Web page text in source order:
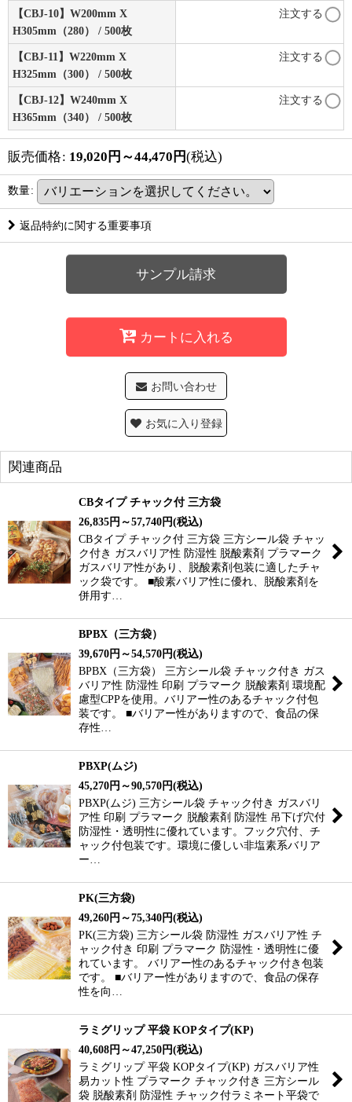
【CBJ-10】W200mm X
H305mm（280） / 500枚
注文する
【CBJ-11】W220mm X
H325mm（300） / 500枚
注文する
【CBJ-12】W240mm X
H365mm（340） / 500枚
注文する
販売価格: 19,020 円 ～44,470 円(税込)
数量:
返品特約に関する重要事項
サンプル請求
カートに入れる
お問い合わせ
お気に入り登録
関連商品
CBタイプ チャック付 三方袋
26,835円 ～57,740円(税込)
CBタイプ チャック付 三方袋 三方シール袋 チャッ
ク付き ガスバリア性 防湿性 脱酸素剤 プラマーク
ガスバリア性があり、脱酸素剤包装に適したチャ
ック袋です。 ■酸素バリア性に優れ、脱酸素剤を
併用す…
BPBX（三方袋）
39,670円 ～54,570円(税込)
BPBX（三方袋） 三方シール袋 チャック付き ガス
バリア性 防湿性 印刷 プラマーク 脱酸素剤 環境配
慮型CPPを使用。バリアー性のあるチャック付包
装です。 ■バリアー性がありますので、食品の保
存性…
PBXP(ムジ)
45,270円 ～90,570円(税込)
PBXP(ムジ) 三方シール袋 チャック付き ガスバリ
ア性 印刷 プラマーク 脱酸素剤 防湿性 吊下げ穴付
防湿性・透明性に優れています。フック穴付、チ
ャック付包装です。環境に優しい非塩素系バリア
ー…
PK(三方袋)
49,260円 ～75,340円(税込)
PK(三方袋) 三方シール袋 防湿性 ガスバリア性 チ
ャック付き 印刷 プラマーク 防湿性・透明性に優
れています。 バリアー性のあるチャック付き包装
です。 ■バリアー性がありますので、食品の保存
性を向…
ラミグリップ 平袋 KOPタイプ(KP)
40,608円 ～47,250円(税込)
ラミグリップ 平袋 KOPタイプ(KP) ガスバリア性
易カット性 プラマーク チャック付き 三方シール
袋 脱酸素剤 防湿性 チャック付ラミネート平袋で